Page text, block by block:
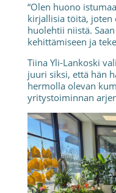
“Olen huono
kirjallisia töitä, joten
huolehtii niistä.
kehittämiseen ja
Tiina Yli-Lankoski
juuri siksi, että hän
hermolla olevan
yritystoiminnan